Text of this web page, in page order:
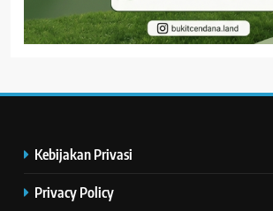
Kebijakan Privasi
Privacy Policy